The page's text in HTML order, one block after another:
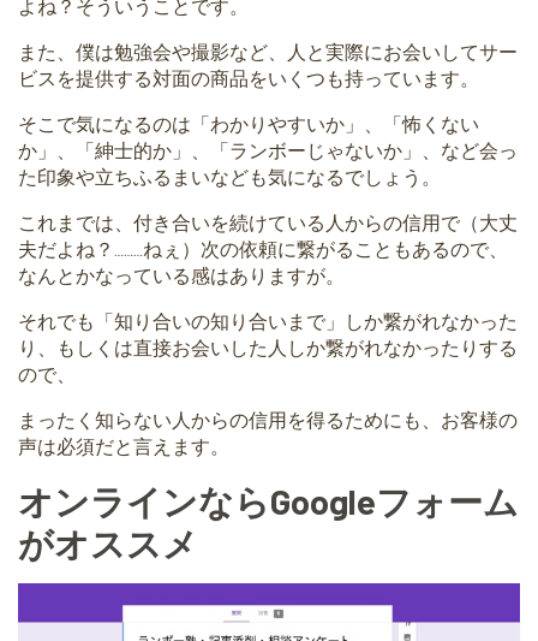
よね？そういうことです。
また、僕は勉強会や撮影など、人と実際にお会いしてサー
ビスを提供する対面の商品をいくつも持っています。
そこで気になるのは「わかりやすいか」、「怖くない
か」、「紳士的か」、「ランボーじゃないか」、など会っ
た印象や立ちふるまいなども気になるでしょう。
これまでは、付き合いを続けている人からの信用で（大丈
夫だよね？………ねぇ）次の依頼に繋がることもあるので、
なんとかなっている感はありますが。
それでも「知り合いの知り合いまで」しか繋がれなかった
り、もしくは直接お会いした人しか繋がれなかったりする
ので、
まったく知らない人からの信用を得るためにも、お客様の
声は必須だと言えます。
オンラインならGoogleフォーム
がオススメ